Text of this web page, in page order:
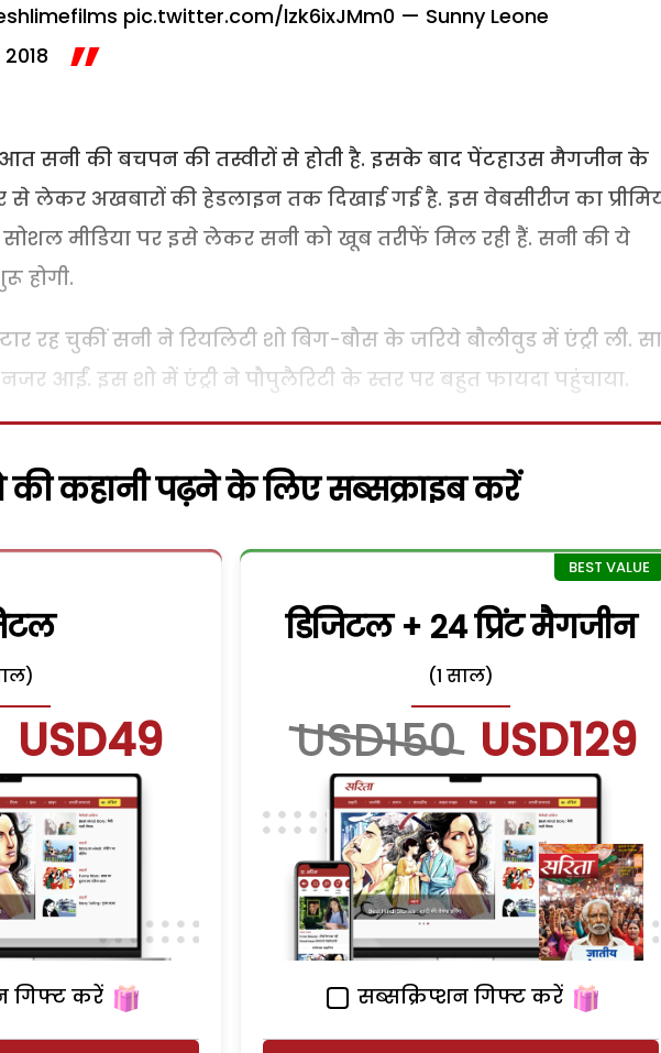
pic.twitter.com/lzk6ixJMm0 — Sunny Leone
2018
सनी की बचपन की तस्वीरों से होती है. इसके बाद पेंटहाउस मैगजीन के
लेकर अखबारों की हेडलाइन तक दिखाई गई है. इस वेबसीरीज का
सोशल मीडिया पर इसे लेकर सनी को खूब तरीफें मिल रही हैं. सनी की ये
होगी.
रह चुकीं सनी ने रियलिटी शो बिग-बौस के जरिये बौलीवुड में एंट्री ली.
आईं. इस शो में एंट्री ने पौपुलैरिटी के स्तर पर बहुत फायदा पहुंचाया.
कहानी पढ़ने के लिए सब्सक्राइब करें
USD49
गिफ्ट करें
डिजिटल + 24 प्रिंट मैगजीन
(1 साल)
USD150 USD129
सब्सक्रिप्शन गिफ्ट करें